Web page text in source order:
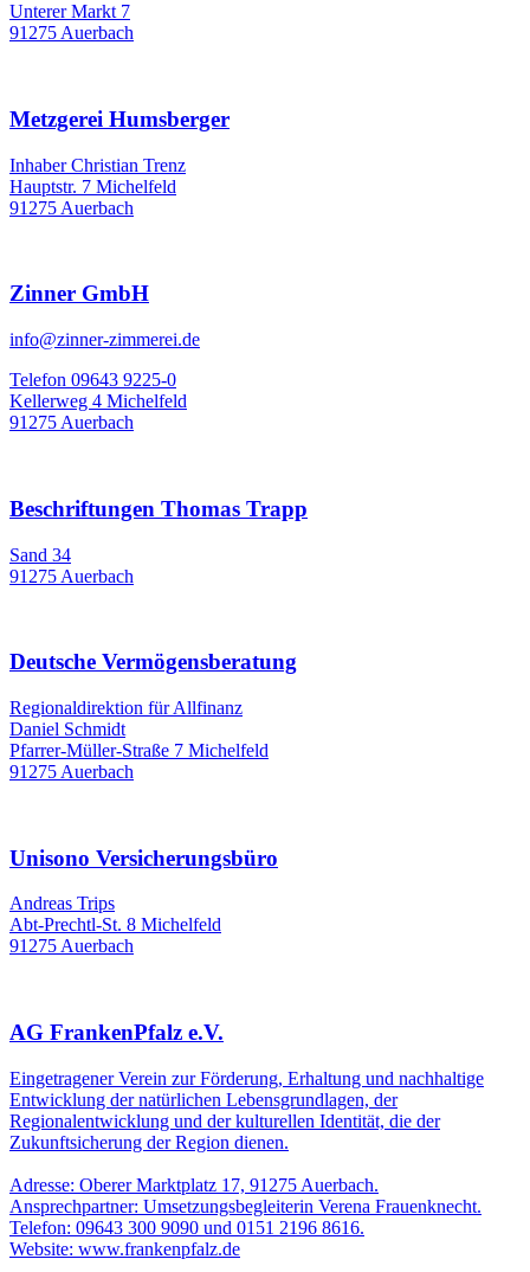
Unterer Markt 7
91275 Auerbach
Metzgerei Humsberger
Inhaber Christian Trenz
Hauptstr. 7 Michelfeld
91275 Auerbach
Zinner GmbH
info@zinner-zimmerei.de
Telefon 09643 9225-0
Kellerweg 4 Michelfeld
91275 Auerbach
Beschriftungen Thomas Trapp
Sand 34
91275 Auerbach
Deutsche Vermögensberatung
Regionaldirektion für Allfinanz
Daniel Schmidt
Pfarrer-Müller-Straße 7 Michelfeld
91275 Auerbach
Unisono Versicherungsbüro
Andreas Trips
Abt-Prechtl-St. 8 Michelfeld
91275 Auerbach
AG FrankenPfalz e.V.
Eingetragener Verein zur Förderung, Erhaltung und nachhaltige
Entwicklung der natürlichen Lebensgrundlagen, der
Regionalentwicklung und der kulturellen Identität, die der
Zukunftsicherung der Region dienen.
Adresse: Oberer Marktplatz 17, 91275 Auerbach.
Ansprechpartner: Umsetzungsbegleiterin Verena Frauenknecht.
Telefon: 09643 300 9090 und 0151 2196 8616.
Website: www.frankenpfalz.de